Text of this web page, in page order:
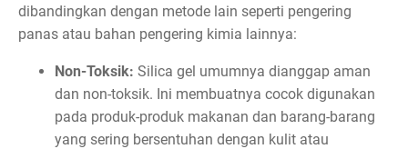
dibandingkan dengan metode lain seperti pengering
panas atau bahan pengering kimia lainnya:
Non-Toksik: Silica gel umumnya dianggap aman
dan non-toksik. Ini membuatnya cocok digunakan
pada produk-produk makanan dan barang-barang
yang sering bersentuhan dengan kulit atau